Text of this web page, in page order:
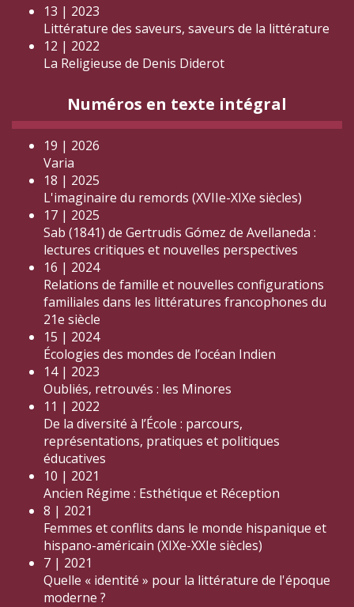
13 | 2023
Littérature des saveurs, saveurs de la littérature
12 | 2022
La Religieuse de Denis Diderot
Numéros en texte intégral
19 | 2026
Varia
18 | 2025
L'imaginaire du remords (XVIIe-XIXe siècles)
17 | 2025
Sab (1841) de Gertrudis Gómez de Avellaneda :
lectures critiques et nouvelles perspectives
16 | 2024
Relations de famille et nouvelles configurations
familiales dans les littératures francophones du
21e siècle
15 | 2024
Écologies des mondes de l’océan Indien
14 | 2023
Oubliés, retrouvés : les Minores
11 | 2022
De la diversité à l’École : parcours,
représentations, pratiques et politiques
éducatives
10 | 2021
Ancien Régime : Esthétique et Réception
8 | 2021
Femmes et conflits dans le monde hispanique et
hispano-américain (XIXe-XXIe siècles)
7 | 2021
Quelle « identité » pour la littérature de l'époque
moderne ?